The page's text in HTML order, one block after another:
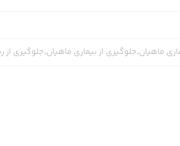
ماهیان,جلوگیری از بیماری ماهیان,جلوگیری